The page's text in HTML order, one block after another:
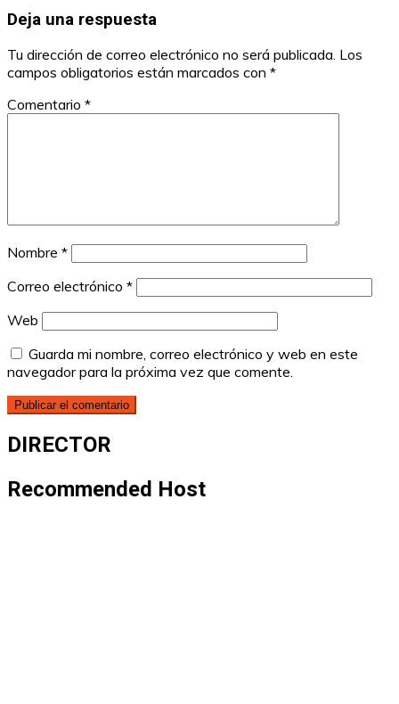
Deja una respuesta
Tu dirección de correo electrónico no será publicada. Los
campos obligatorios están marcados con *
Comentario *
Nombre *
Correo electrónico *
Web
Guarda mi nombre, correo electrónico y web en este
navegador para la próxima vez que comente.
DIRECTOR
Recommended Host